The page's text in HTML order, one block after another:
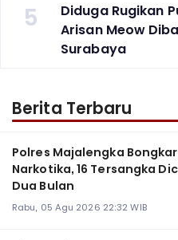
5
Diduga Rugikan
Arisan Meow
Surabaya ‎
Berita Terbaru
Polres Majalengka
Narkotika, 16 Tersangka
Dua Bulan
Rabu, 05 Agu 2026 22:32 WIB